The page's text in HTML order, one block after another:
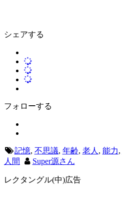
シェアする
フォローする
記憶, 不思議, 年齢, 老人, 能力,
人間
Super源さん
レクタングル(中)広告